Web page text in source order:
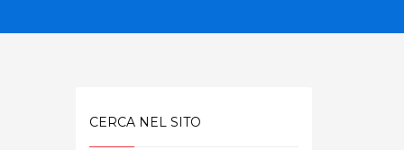
CERCA NEL SITO